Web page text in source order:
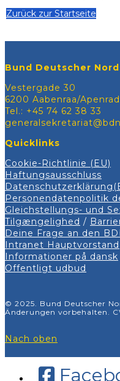
Zurück zur Startseite
Bund Deutscher
Vestergade 30
6200 Aabenraa/
Tel.: +45 74 62 38 33
Quicklinks
Cookie-Richtlinie (EU)
Haftungsausschluss
Personendatenpolitik
Gleichstellungs- und
Tilgængelighed /
Deine Frage an den
Intranet Hauptvorstand
Informationer på dansk
Offentligt udbud
© 2025. Bund Deutscher
Änderungen vorbehalten.
Nach oben